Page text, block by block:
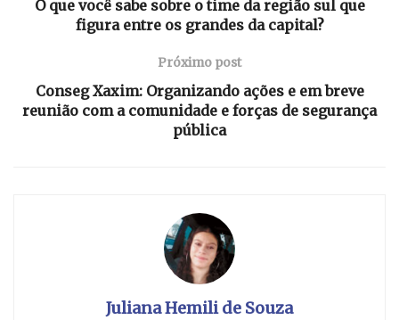
O que você sabe sobre o time da região sul que
figura entre os grandes da capital?
Próximo post
Conseg Xaxim: Organizando ações e em breve
reunião com a comunidade e forças de segurança
pública
Juliana Hemili de Souza